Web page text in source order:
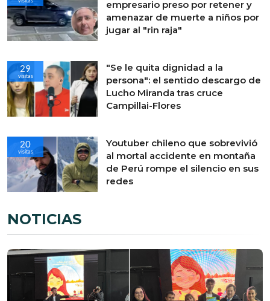
empresario preso por retener y
amenazar de muerte a niños por
jugar al "rin raja"
29
visitas
"Se le quita dignidad a la
persona": el sentido descargo de
Lucho Miranda tras cruce
Campillai-Flores
20
visitas
Youtuber chileno que sobrevivió
al mortal accidente en montaña
de Perú rompe el silencio en sus
redes
NOTICIAS